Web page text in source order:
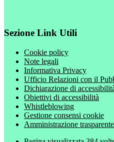
Sezione Link Utili
Cookie policy
Note legali
Informativa Privacy
Ufficio Relazioni con il
Dichiarazione di
Obiettivi di accessibilità
Whistleblowing
Gestione consensi cookie
Amministrazione trasparente